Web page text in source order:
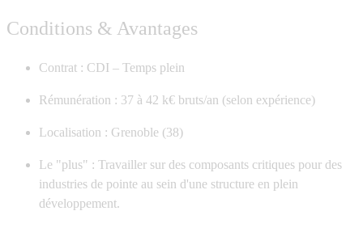
Conditions & Avantages
Contrat : CDI – Temps plein
Rémunération : 37 à 42 k€ bruts/an (selon expérience)
Localisation : Grenoble (38)
Le "plus" : Travailler sur des composants critiques pour des
industries de pointe au sein d'une structure en plein
développement.